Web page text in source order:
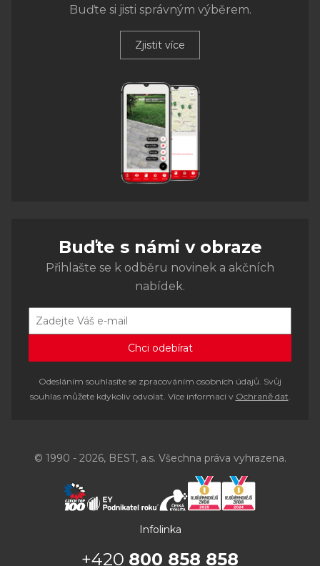
Buďte si jisti správným výběrem.
Zjistit více
Buďte s námi v obraze
Přihlašte se k odběru novinek a akčních
nabídek.
Odesláním souhlasíte se zpracováním osobních údajů. Svůj
souhlas můžete kdykoliv odvolat. Více informací v Ochraně dat.
© 1990 - 2026, BEST, a.s. Všechna práva vyhrazena.
Infolinka
+420 800 858 858